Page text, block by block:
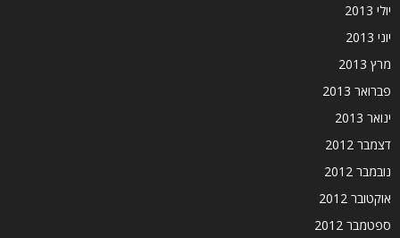
יולי 2013
יוני 2013
מרץ 2013
פברואר 2013
ינואר 2013
דצמבר 2012
נובמבר 2012
אוקטובר 2012
ספטמבר 2012